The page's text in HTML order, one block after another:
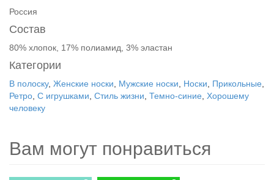
Россия
Состав
80% хлопок, 17% полиамид, 3% эластан
Категории
В полоску, Женские носки Мужские носки Носки Прикольные
Ретро С игрушками Стиль жизни Темно-синие
Хорошему
человеку
Вам могут понравиться